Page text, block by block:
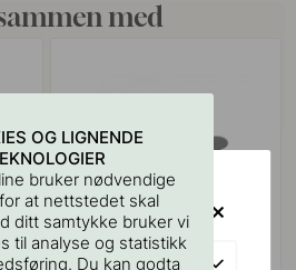
med
OG LIGNENDE
bruker nødvendige
at nettstedet skal
ditt samtykke bruker vi
til analyse og statistikk
Du kan godta
VISIT?